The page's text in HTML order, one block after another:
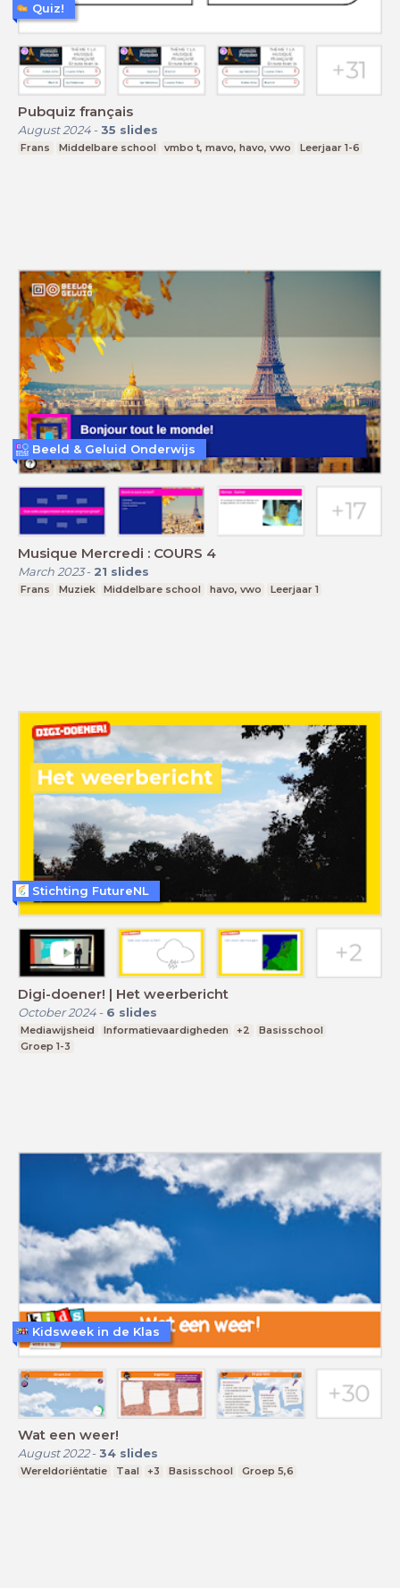
Pubquiz français
August 2024- 35 slides
Frans Middelbare school vmbo t, mavo, havo, vwo Leerjaar 1-6
Quiz!
Musique Mercredi : COURS 4
March 2023- 21 slides
Frans Muziek Middelbare school havo, vwo Leerjaar 1
Beeld & Geluid Onderwijs
Digi-doener! | Het weerbericht
October 2024- 6 slides
Mediawijsheid Informatievaardigheden +2
Basisschool
Groep 1-3
Stichting FutureNL
Wat een weer!
August 2022- 34 slides
Wereldoriëntatie Taal +3 Basisschool Groep 5,6
Kidsweek in de Klas